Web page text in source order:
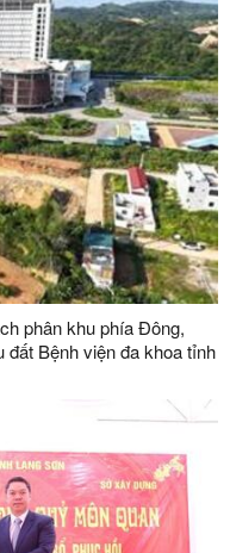
phân khu phía Đông,
đất Bệnh viện đa khoa tỉnh